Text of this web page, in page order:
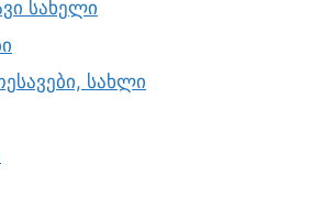
სახელი
სახლი